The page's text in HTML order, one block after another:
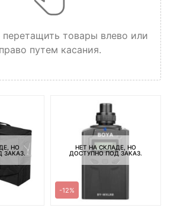
товары влево или
путем касания.
НО
ЗАКАЗ.
НЕТ НА СКЛАДЕ, НО
ДОСТУПНО ПОД ЗАКАЗ.
-12%